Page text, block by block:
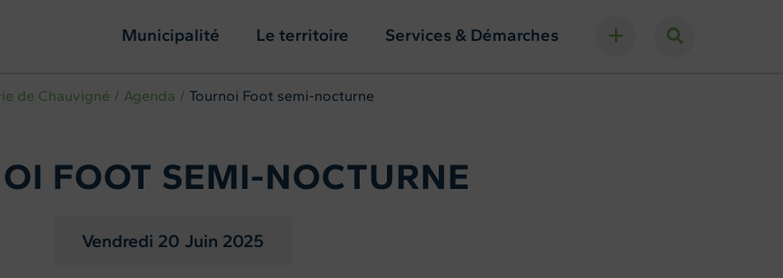
Municipalité Le territoire Services & Démarches
de Chauvigné Agenda Tournoi Foot semi-nocturne
FOOT SEMI-NOCTURNE
Vendredi 20 Juin 2025